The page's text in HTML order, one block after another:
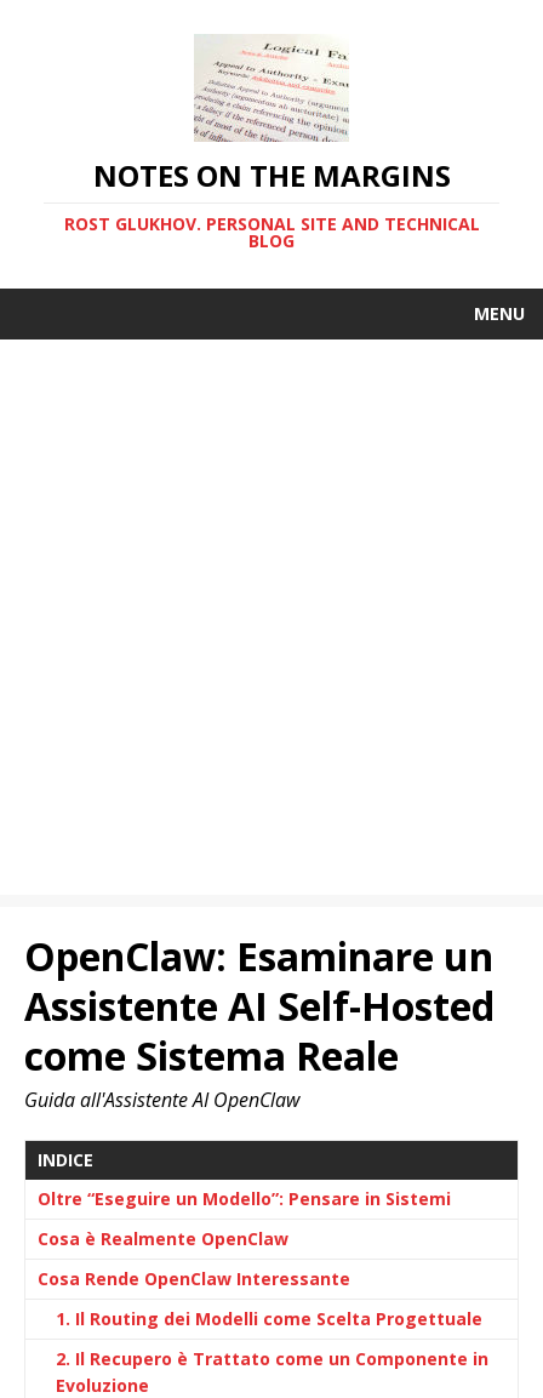
NOTES ON THE MARGINS
ROST GLUKHOV. PERSONAL SITE AND TECHNICAL
BLOG
MENU
OpenClaw: Esaminare un
Assistente AI Self-Hosted
come Sistema Reale
Guida all'Assistente AI OpenClaw
INDICE
Oltre “Eseguire un Modello”: Pensare in Sistemi
Cosa è Realmente OpenClaw
Cosa Rende OpenClaw Interessante
1. Il Routing dei Modelli come Scelta Progettuale
2. Il Recupero è Trattato come un Componente in
Evoluzione